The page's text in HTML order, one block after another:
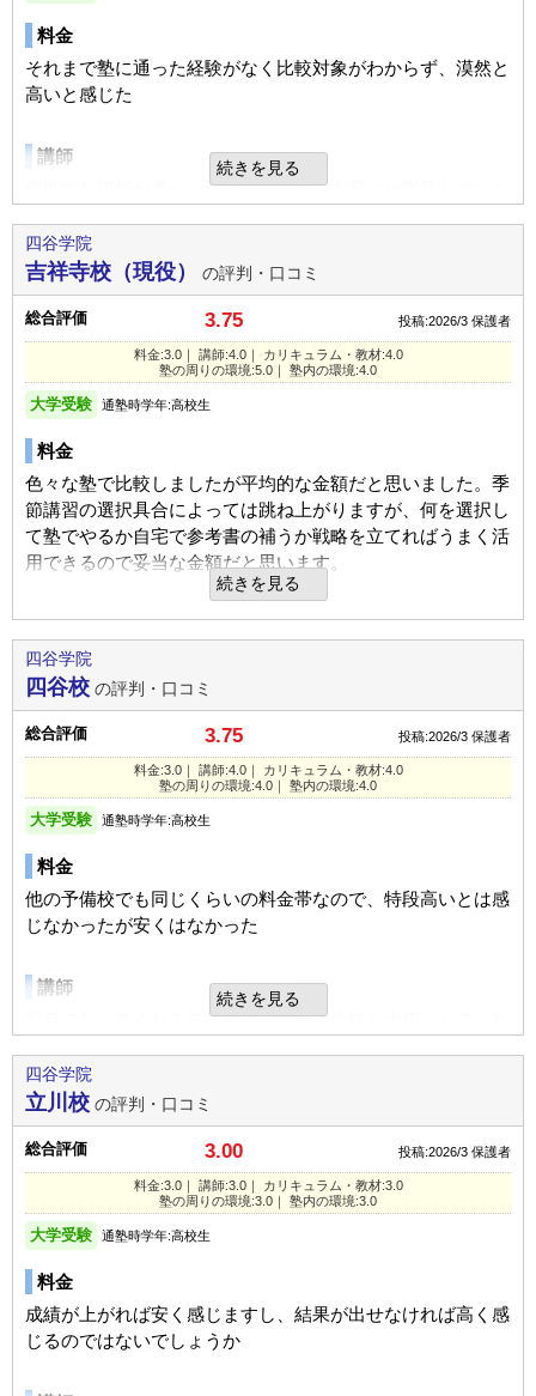
塾の雰囲気
自由
ひたすら勉強するように言いました。大学受験の加点の関係
で英検の準1級を取るように伝えその勉強は自主学習あるい
は自宅学習でやらせました 何回目かに合格することができ
確保できるのでそれも良かったと思います。
良いところや要望
厳しいところもありますが優しく丁寧に指導するというとこ
ろもあり良い予備校だと思います。
その他気づいたこと、感じたこと
安全性の観点から予備校内に入るには入り口でロックを解除
する必要があるのですがスマホを持っていることが必須でま
た予備校内にwi-fiがなかったので自分でギガを使っていたと
いうことです。 今は改善しているのかもしれませんが今時
の学校としては時代遅れたと思います。
総合評価
気になる点はほとんどなく成績をグングン上げて希望校に合
格することができました。本人も努力をしたと思いますが予
備校の先生方のおかげという面が強いと思います。ただただ
感謝の気持ちでいっぱいです。
利用内容
通っていた学校 私立高校（難関校）
進学できた学校 私立高校（難関校）
通塾の目的
目的の達成度
通塾頻度 週5日以上
成績/偏差値変化 UP
成績/偏差値推移 入塾時:平均よりやや上→入塾後:上位
塾の雰囲気
口コミ投稿者ID:2727097
横浜校の教室情報を見る
宿題
量も内容も本人の学習ペースに合わせてくれたので、しっか
り勉強できた
家庭でのサポート
通いやすい立地であったため、送り迎えは必要なく、リモー
トでの対応もしてもらえた。
良いところや要望
個人のペースに合わせたフォローをしてくださっていたの
で、継続していってほしい
その他気づいたこと、感じたこと
コロナ渦であったことからリモートでの対応もしてくれて、
勉強しやすい配慮があった
総合評価
本人の学習がしっかり進めることができ、学力も伸びて行っ
利用内容
通っていた学校
進学できた学校 私立大学（難関校）
文・文芸
通塾の目的
目的の達成度
通塾頻度 週3日
1日あたりの授業時間 1～2時間
成績/偏差値変化
入塾時:平均よりやや下
塾の雰囲気
自由 厳しい
口コミ投稿者ID:2727071
道で直接行けるため雨天の際には便利。商業施設も多く周り
にあるため食事等も困ることはない。
自習室の席数が豊富のようで、自習できないことがなかった
様子。街中の立地だが騒音等は気にならなかった様子。
入塾理由
個別の指導を、細かいレベル分けで行うため、基礎がわかっ
ていない子供に最適と考えたため
宿題はなかった様子。何事も自主性に任されていたようで、
家庭でのサポート
昼食としてお弁当を待たせた程度で、他には特段のサポート
はしておりません。
結果的に合格できたので良かったのだと思います。
総合評価
自分を律して学べる子には良いところだと思います。反面、
それができない子には適していないのかも知れません。
利用内容
通っていた学校
進学できた学校 私立大学（難関校）
通塾の目的 大学受験
目的の達成度 やや達成できた
通塾頻度
1日あたりの授業時間
成績/偏差値変化 UP
入塾時:平均よりやや下→入塾後:
りやや上
塾の雰囲気
自由
料金
それまで塾に通った経験がなく比較対象がわからず、漠然と
高いと感じた
講師
個性的な講師が多かったようで、授業内容には満足していた
カリキュラム
もともと教科書出版の会社だと聞いて納得。振替で授業も受
塾の周りの環境
駅から近いことがよかった。ただ、駐輪スペースは少なかっ
た。
塾内の環境
コロナ対策として、窓を開けていたため 騒音は少し気にな
入塾理由
説明会に参加して、学習資料が本人に合っていたし、本人が
希望した
良いところや要望
大学受験のための入塾ということもあってか、家庭に過剰に
っ丸。本人を信じてくれてことがよかった。
総合評価
効果はあったはず。
利用内容
通っていた学校
学部・学科 文・文芸
進学できた学校 私立大学（難関校）
学部・学科 文・文芸
通塾頻度 週5日以上
続きを見る
四谷学院
吉祥寺校（現役） の評判・口コミ
総合評価 3.75 投稿:2026/3 保護者
料金:3.0｜ 講師:4.0｜ カリキュラム・教材:4.0
塾の周りの環境:5.0｜ 塾内の環境:4.0
大学受験 通塾時学年:高校生
料金
色々な塾で比較しましたが平均的な金額だと思いました。季
節講習の選択具合によっては跳ね上がりますが、何を選択し
て塾でやるか自宅で参考書の補うか戦略を立てればうまく活
用できるので妥当な金額だと思います。
講師
個別指導にあったった英語の指導教員が担当制なので細やか
に学力に沿った指導をしてくださり、本院も満足していまし
た。また集団授業も比較的教員の質もよくわかりやすい先生
が多かったようです。チューターの方々も気さくで若い方も
おおく気軽い相談したりできて環境は娘にあっていました。
カリキュラム
これについてはあまりわからないのですが教員が四谷以外の
お勧めのテキストの情報も惜しげなくくださったので、助か
りました。
駅が近く、繁華街ではありますが武蔵野市の治安がいいので
人気がないということはない分安全かと思います。商店街の
明かりがついているので。交通の便もよく学校塾?の移動に
ついては学生定期の範囲で移動でき大変良かったです。
塾内の環境
特に不満を聞いたとはありません。ビルになっているので教
室に移動についてはスムーズです。
決めたのは、通う本人ですが、55段回制や集団授業と個別授
業の組み合わせができるのが良かったと思う
続きを見る
四谷学院
四谷校 の評判・口コミ
総合評価 3.75 投稿:2026/3 保護者
料金:3.0｜ 講師:4.0｜ カリキュラム・教材:4.0
塾の周りの環境:4.0｜ 塾内の環境:4.0
大学受験 通塾時学年:高校生
料金
他の予備校でも同じくらいの料金帯なので、特段高いとは感
じなかったが安くはなかった
講師
親身になってくれる先生や自分の塾の生徒を大切にしてくれ
カリキュラム
集団授業から個別授業、55段階別指導と様々な方法で基礎を
塾の周りの環境
ため交通の便が良かったが飲み屋などが複数あり駅自体の治
安はとても良いとは思わなかった
続きを見る
四谷学院
立川校 の評判・口コミ
総合評価 3.00 投稿:2026/3 保護者
料金:3.0｜ 講師:3.0｜ カリキュラム・教材:3.0
塾の周りの環境:3.0｜ 塾内の環境:3.0
大学受験 通塾時学年:高校生
料金
成績が上がれば安く感じますし、結果が出せなければ高く感
じるのではないでしょうか